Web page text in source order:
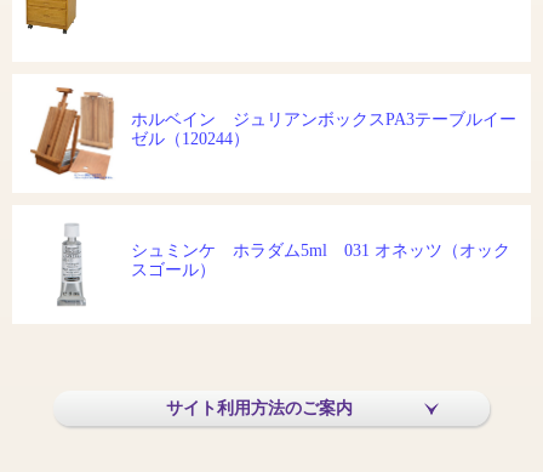
ホルベイン ジュリアンボックスPA3テーブルイー
ゼル（120244）
シュミンケ ホラダム5ml 031 オネッツ（オック
スゴール）
サイト利用方法のご案内